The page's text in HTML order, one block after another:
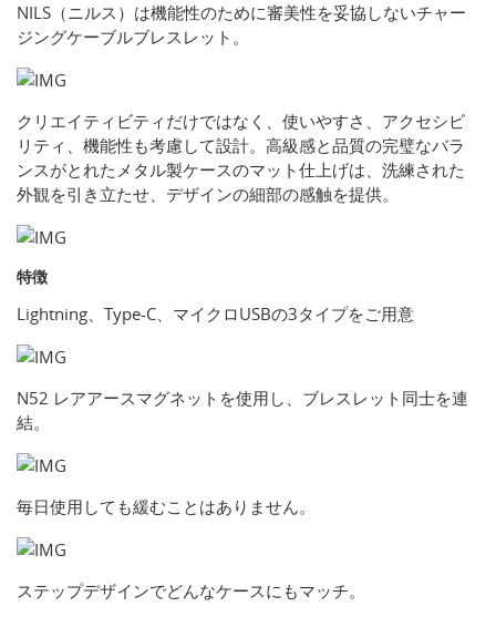
NILS（ニルス）は機能性のために審美性を妥協しないチャー
ジングケーブルブレスレット。
クリエイティビティだけではなく、使いやすさ、アクセシビ
リティ、機能性も考慮して設計。高級感と品質の完璧なバラ
ンスがとれたメタル製ケースのマット仕上げは、洗練された
外観を引き立たせ、デザインの細部の感触を提供。
特徴
Lightning、Type-C、マイクロUSBの3タイプをご用意
N52 レアアースマグネットを使用し、ブレスレット同士を連
結。
毎日使用しても緩むことはありません。
ステップデザインでどんなケースにもマッチ。